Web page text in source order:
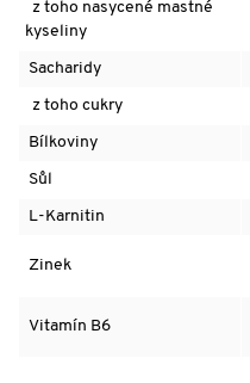
z toho nasycené mastné
kyseliny
Sacharidy
z toho cukry
Bílkoviny
Sůl
L-Karnitin
Zinek
Vitamín B6